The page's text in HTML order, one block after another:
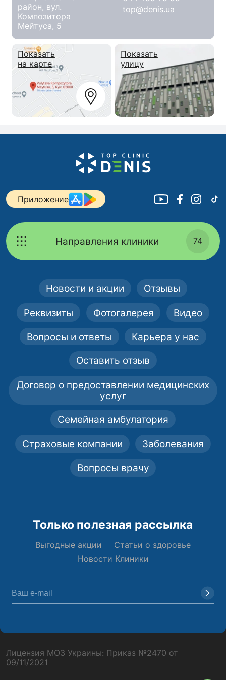
район, вул.
Композитора
Мейтуса, 5
top@denis.ua
Показать
на карте
Показать
улицу
Приложение
Направления клиники 74
Новости и акции Отзывы
Реквизиты Фотогалерея Видео
Вопросы и ответы Карьера у нас
Оставить отзыв
Договор о предоставлении медицинских
услуг
Семейная амбулатория
Страховые компании Заболевания
Вопросы врачу
Только полезная рассылка
Выгодные акции
Статьи о здоровье
Новости Клиники
Лицензия МОЗ Украины: Приказ №2470 от
09/11/2021